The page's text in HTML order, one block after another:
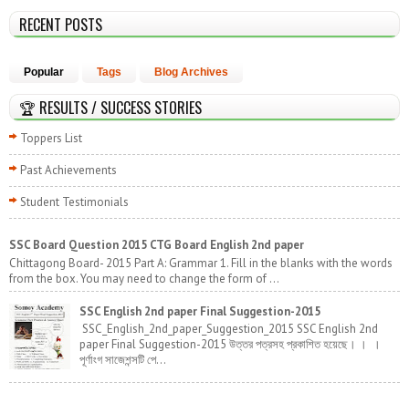
RECENT POSTS
Popular Tags Blog Archives
🏆 RESULTS / SUCCESS STORIES
Toppers List
Past Achievements
Student Testimonials
SSC Board Question 2015 CTG Board English 2nd paper
Chittagong Board- 2015 Part A: Grammar 1. Fill in the blanks with the words
from the box. You may need to change the form of ...
SSC English 2nd paper Final Suggestion-2015
SSC_English_2nd_paper_Suggestion_2015 SSC English 2nd
paper Final Suggestion-2015 উত্তর পত্রসহ প্রকাশিত হয়েছে। । ।
পূর্ণাংগ সাজেশন্সটি পে...